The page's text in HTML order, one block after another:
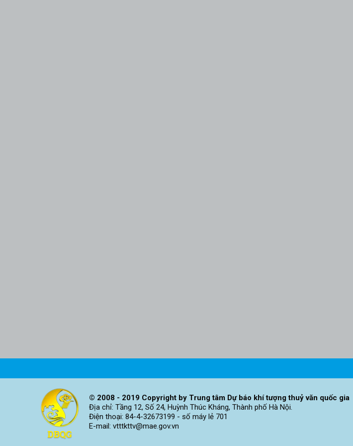
© 2008 - 2019 Copyright by Trung tâm Dự báo khí tượng thuỷ văn quốc gia
Địa chỉ: Tầng 12, Số 24, Huỳnh Thúc Kháng, Thành phố Hà Nội.
Điện thoại: 84-4-32673199 - số máy lẻ 701
E-mail: vtttkttv@mae.gov.vn